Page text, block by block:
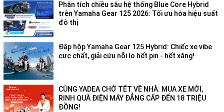
chân và kiểm soát xe trở nên dễ dàng.
Mâm xe:Bộ vành 12-inch 5 chấu kiểu mới giúp xe trông cứng
cáp và năng động.
2. Công nghệ và tiện ích: Nâng cấp đáng giá
Phân tích chiều sâu hệ thống Blue Core Hybrid
trên Yamaha Gear 125 2026: Tối ưu hóa hiệu suất
đô thị
Đập hộp Yamaha Gear 125 Hybrid: Chiếc xe vibe
cực chất, giải cứu nỗi lo hết pin - hết xăng!
CÙNG YADEA CHỞ TẾT VỀ NHÀ: MUA XE MỚI,
RINH QUÀ ĐIỆN MÁY ĐẲNG CẤP ĐẾN 18 TRIỆU
ĐỒNG!